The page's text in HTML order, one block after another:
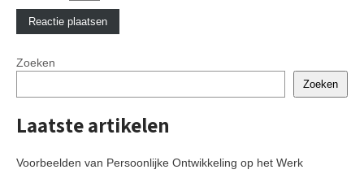
Zoeken
Zoeken
Laatste artikelen
Voorbeelden van Persoonlijke Ontwikkeling op het Werk